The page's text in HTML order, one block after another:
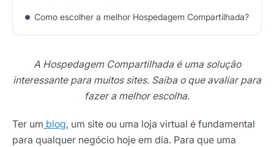
Como escolher a melhor Hospedagem Compartilhada?
A Hospedagem Compartilhada é uma solução
interessante para muitos sites. Saiba o que avaliar para
fazer a melhor escolha.
Ter um blog, um site ou uma loja virtual é fundamental
para qualquer negócio hoje em dia. Para que uma